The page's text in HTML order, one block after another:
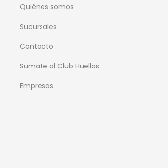
Quiénes somos
Sucursales
Contacto
Sumate al Club Huellas
Empresas